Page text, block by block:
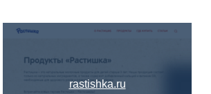
rastishka.ru